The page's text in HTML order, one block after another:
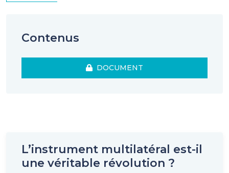
Contenus
DOCUMENT
L’instrument multilatéral est-il
une véritable révolution ?